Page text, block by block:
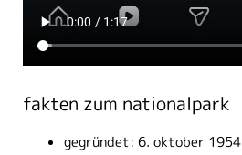
fakten zum nationalpark
gegründet: 6. oktober 1954